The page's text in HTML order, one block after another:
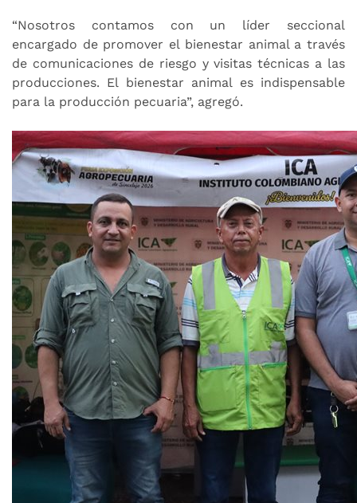
“Nosotros contamos con un líder seccional
encargado de promover el bienestar animal a través
de comunicaciones de riesgo y visitas técnicas a las
producciones. El bienestar animal es indispensable
para la producción pecuaria”, agregó.